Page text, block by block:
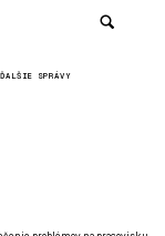
ĎALŠIE SPRÁVY